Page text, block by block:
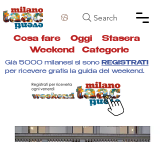
Search
Cosa fare Oggi Stasera
Weekend
Categorie
Già 5000 milanesi si sono REGISTRATI
per ricevere gratis la guida del weekend.